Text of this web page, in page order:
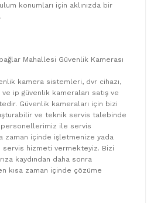
konumları için aklınızda bir
Mahallesi Güvenlik Kamerası
kamera sistemleri, dvr cihazı,
ip güvenlik kameraları satış ve
Güvenlik kameraları için bizi
ve teknik servis talebinde
personellerimiz ile servis
zaman içinde işletmenize yada
hizmeti vermekteyiz. Bizi
kaydından daha sonra
kısa zaman içinde çözüme